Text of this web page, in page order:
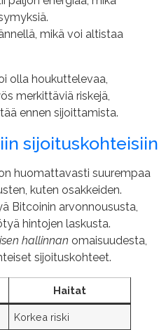
mikä voi altistaa
olla houkuttelevaa,
merkittäviä riskejä,
ennen sijoittamista.
sijoituskohteisiin
huomattavasti suurempaa
kuten osakkeiden.
Bitcoinin arvonnoususta,
hintojen laskusta.
hallinnan omaisuudesta,
sijoituskohteet.
Haitat
Korkea riski